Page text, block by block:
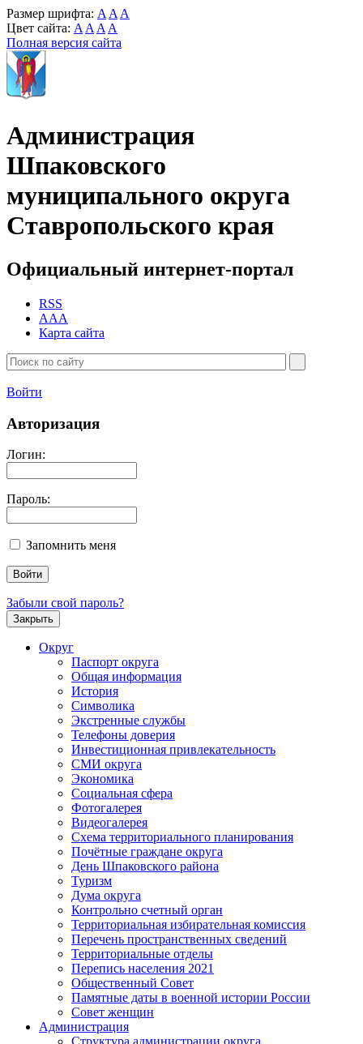
Размер шрифта: A A A
Цвет сайта: A A A A
Полная версия сайта
Администрация
Шпаковского
муниципального округа
Ставропольского края
Официальный интернет-портал
RSS
AAA
Карта сайта
Войти
Авторизация
Логин:
Пароль:
Запомнить меня
Забыли свой пароль?
Закрыть
Округ
Паспорт округа
Общая информация
История
Символика
Экстренные службы
Телефоны доверия
Инвестиционная привлекательность
СМИ округа
Экономика
Социальная сфера
Фотогалерея
Видеогалерея
Схема территориального планирования
Почётные граждане округа
День Шпаковского района
Туризм
Дума округа
Контрольно счетный орган
Территориальная избирательная комиссия
Перечень пространственных сведений
Территориальные отделы
Перепись населения 2021
Общественный Совет
Памятные даты в военной истории России
Совет женщин
Администрация